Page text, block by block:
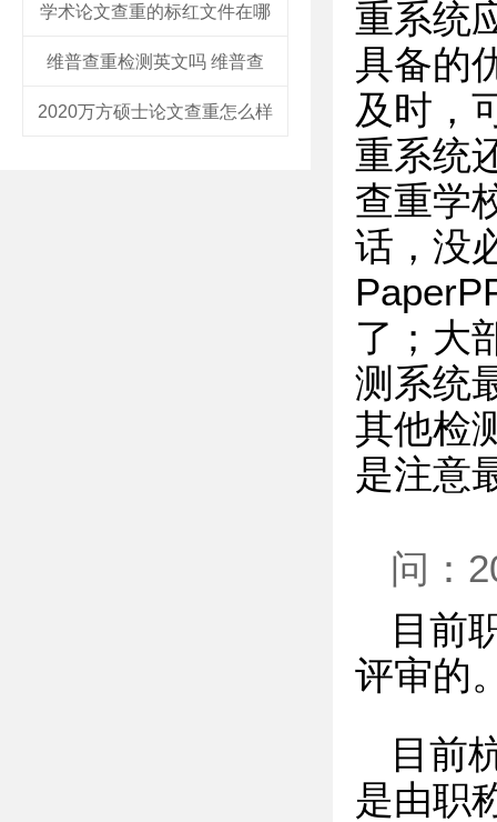
学术论文查重的标红文件在哪
维普查重检测英文吗 维普查
2020万方硕士论文查重怎么样
重系统
具备的
及时，
重系统
查重学
话，没
了；大
测系统
其他检
是注意
问：
目前
评审的
目前
是由职